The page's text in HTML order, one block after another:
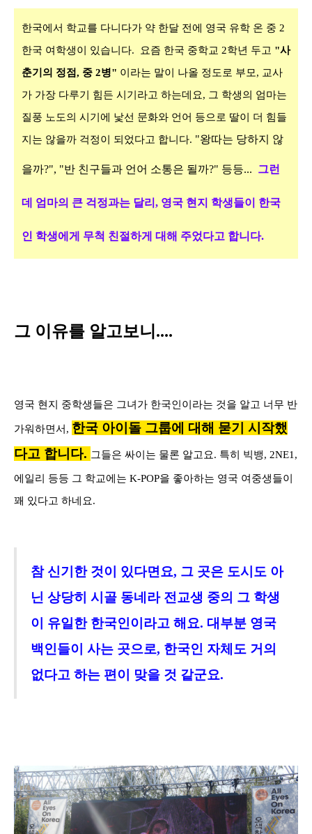
한국에서 학교를 다니다가 약 한달 전에 영국 유학 온 중 2
한국 여학생이 있습니다. 요즘 한국 중학교 2학년 두고 "사
춘기의 정점, 중 2병" 이라는 말이 나올 정도로 부모, 교사
가 가장 다루기 힘든 시기라고 하는데요, 그 학생의 엄마는
질풍 노도의 시기에 낯선 문화와 언어 등으로 딸이 더 힘들
지는 않을까 걱정이 되었다고 합니다. "왕따는 당하지 않
을까?", "반 친구들과 언어 소통은 될까?" 등등... 그런
데 엄마의 큰 걱정과는 달리 , 영국 현지 학생들이 한국
인 학생에게 무척 친절하게 대해 주었다고 합니다.
그 이유를 알고보니....
영국 현지 중학생들은 그녀가 한국인이라는 것을 알고 너무 반
가워하면서, 한국 아이돌 그룹에 대해 묻기 시작했
다고 합니다. 그들은 싸이는 물론 알고요. 특히 빅뱅, 2NE1,
에일리 등등 그 학교에는 K-POP을 좋아하는 영국 여중생들이
꽤 있다고 하네요.
참 신기한 것이 있다면요, 그 곳은 도시도 아
닌 상당히 시골 동네라 전교생 중의 그 학생
이 유일한 한국인이라고 해요. 대부분 영국
백인들이 사는 곳으로, 한국인 자체도 거의
없다고 하는 편이 맞을 것 같군요.